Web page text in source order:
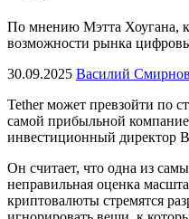
По мнению Мэтта Хоугана,
возможности рынка
30.09.2025 Василий Смирнов
Tether может превзойти по
самой прибыльной
инвестиционный директор
Он считает, что одна из
неправильная оценка
криптовалюты стремятся